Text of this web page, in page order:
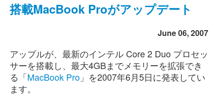
搭載MacBook Proがアップデート
June 06, 2007
アップルが、最新のインテル Core 2 Duo プロセッ
サーを搭載し、最大4GBまでメモリーを拡張でき
る「MacBook Pro 」を2007年6月5日に発表してい
ます。